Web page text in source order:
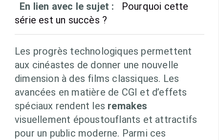
En lien avec le sujet :
Pourquoi cette
série est un succès ?
Les progrès technologiques permettent
aux cinéastes de donner une nouvelle
dimension à des films classiques. Les
avancées en matière de CGI et d’effets
spéciaux rendent les remakes
visuellement époustouflants et attractifs
pour un public moderne. Parmi ces